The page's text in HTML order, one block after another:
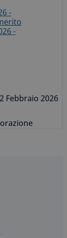
-
-
Febbraio 2026